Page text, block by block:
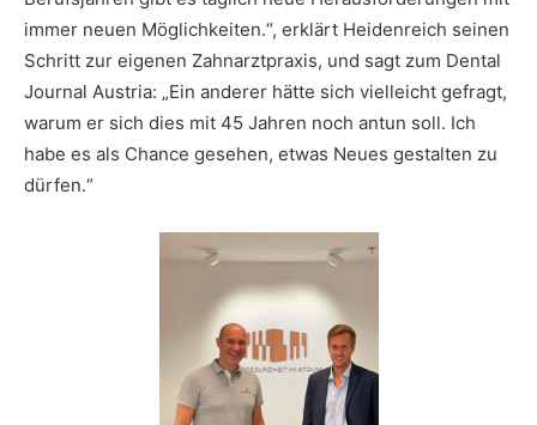
immer neuen Möglichkeiten.“, erklärt Heidenreich seinen
Schritt zur eigenen Zahnarztpraxis, und sagt zum Dental
Journal Austria: „Ein anderer hätte sich vielleicht gefragt,
warum er sich dies mit 45 Jahren noch antun soll. Ich
habe es als Chance gesehen, etwas Neues gestalten zu
dürfen.“